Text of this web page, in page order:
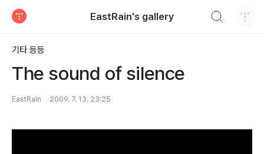
EastRain's gallery
기타 등등
The sound of silence
EastRain 2009. 7. 13. 23:25